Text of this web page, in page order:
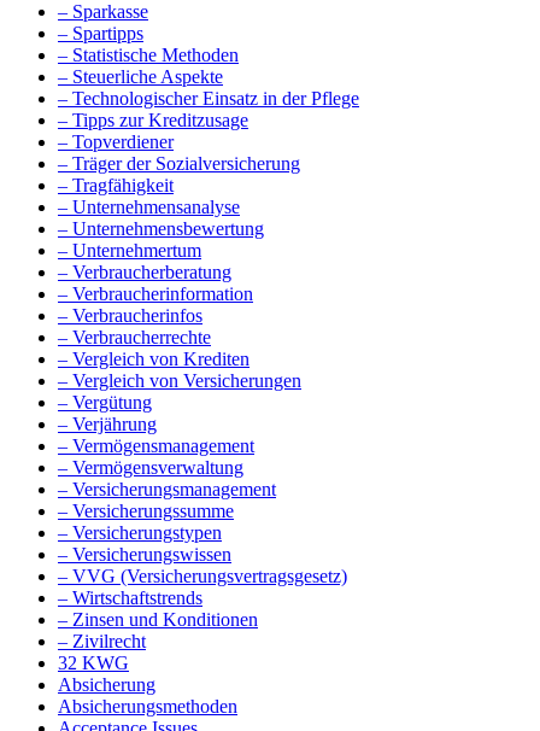
– Sparkasse
– Spartipps
– Statistische Methoden
– Steuerliche Aspekte
– Technologischer Einsatz in der Pflege
– Tipps zur Kreditzusage
– Topverdiener
– Träger der Sozialversicherung
– Tragfähigkeit
– Unternehmensanalyse
– Unternehmensbewertung
– Unternehmertum
– Verbraucherberatung
– Verbraucherinformation
– Verbraucherinfos
– Verbraucherrechte
– Vergleich von Krediten
– Vergleich von Versicherungen
– Vergütung
– Verjährung
– Vermögensmanagement
– Vermögensverwaltung
– Versicherungsmanagement
– Versicherungssumme
– Versicherungstypen
– Versicherungswissen
– VVG (Versicherungsvertragsgesetz)
– Wirtschaftstrends
– Zinsen und Konditionen
– Zivilrecht
32 KWG
Absicherung
Absicherungsmethoden